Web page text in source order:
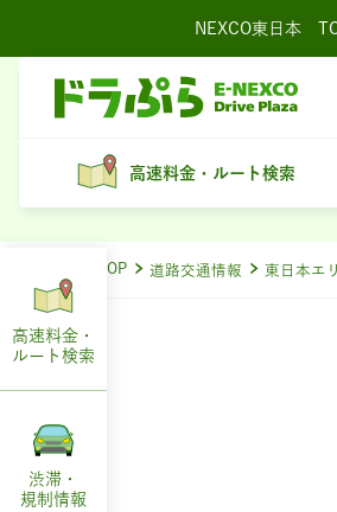
NEXCO東日本
高速料金・ルート検索
ドラぷらTOP 道路交通情報 東日本エ
高速料金・
ルート 検索
渋滞・
規制情報